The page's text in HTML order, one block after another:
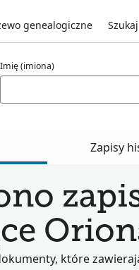
genealogiczne Szukaj
Imię (imiona)
Zapisy
które